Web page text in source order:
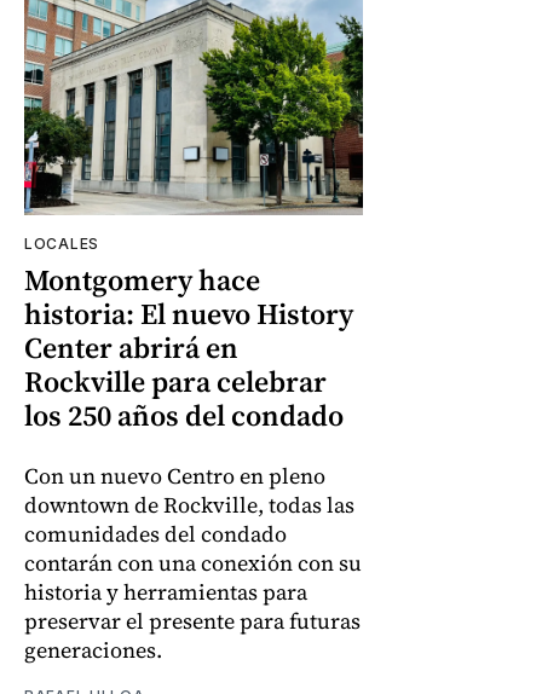
LOCALES
Montgomery hace
historia: El nuevo History
Center abrirá en
Rockville para celebrar
los 250 años del condado
Con un nuevo Centro en pleno
downtown de Rockville, todas las
comunidades del condado
contarán con una conexión con su
historia y herramientas para
preservar el presente para futuras
generaciones.